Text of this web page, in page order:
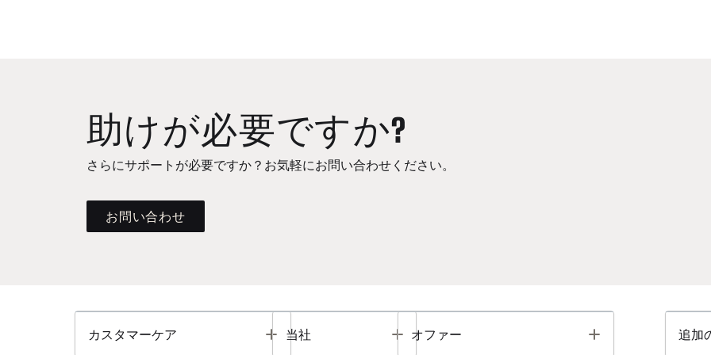
助けが必要ですか?
さらにサポートが必要ですか？お気軽にお問い合わせください。
お問い合わせ
カスタマーケア Toggle
当社 Toggle
オファー Toggle 追加